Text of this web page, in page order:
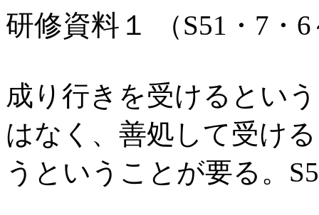
研修資料１ （S51・7・
成り行きを受けるとい
はなく、善処して受け
うということが要る。